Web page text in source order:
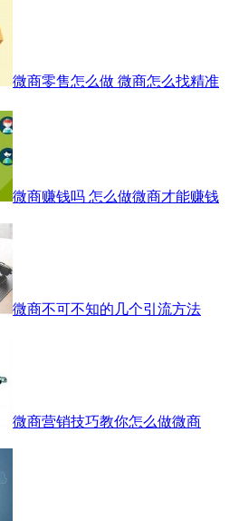
微商零售怎么做 微商怎么找精准
微商赚钱吗 怎么做微商才能赚钱
微商不可不知的几个引流方法
微商营销技巧教你怎么做微商